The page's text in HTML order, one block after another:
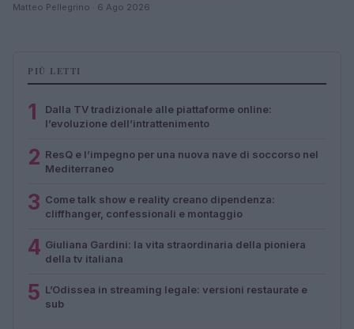
Matteo Pellegrino · 6 Ago 2026
PIÙ LETTI
1
Dalla TV tradizionale alle piattaforme online:
l’evoluzione dell’intrattenimento
2 ResQ e l’impegno per una nuova nave di soccorso nel
Mediterraneo
3 Come talk show e reality creano dipendenza:
cliffhanger, confessionali e montaggio
4 Giuliana Gardini: la vita straordinaria della pioniera
della tv italiana
5 L’Odissea in streaming legale: versioni restaurate e
sub